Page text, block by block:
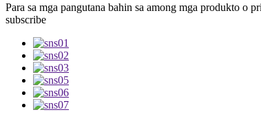
Para sa mga pangutana bahin sa among mga produkto o
subscribe